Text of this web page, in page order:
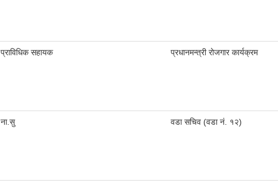
प्राविधिक सहायक प्रधानमन्त्री रोजगार कार्यक्रम
ना.सु वडा सचिव (वडा नं. १२)